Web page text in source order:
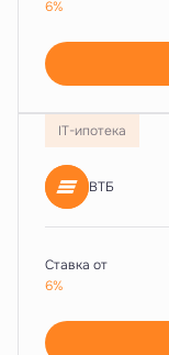
6%
IT-ипотека
ВТБ
Ставка от
6%